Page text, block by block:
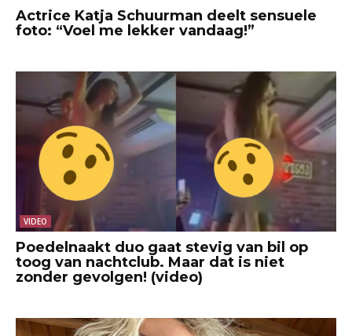
Actrice Katja Schuurman deelt sensuele
foto: “Voel me lekker vandaag!”
VIDEO
Poedelnaakt duo gaat stevig van bil op
toog van nachtclub. Maar dat is niet
zonder gevolgen! (video)